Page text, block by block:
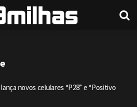
novos celulares “P28” e “Positivo